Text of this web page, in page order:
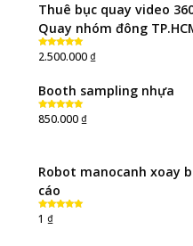
Thuê bục quay video
Quay nhóm đông
Rated5.00
out of 5
2.500.000₫
Booth sampling nhựa
Rated5.00
out of 5
850.000₫
Robot manocanh xoay
cáo
Rated
out of 5
1 ₫